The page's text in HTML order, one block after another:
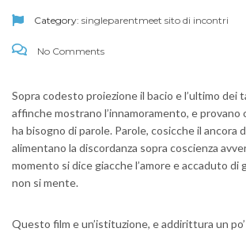
Category: singleparentmeet sito di incontri
No Comments
Sopra codesto proiezione il bacio e l’ultimo dei
affinche mostrano l’innamoramento, e
ha bisogno di parole. Parole, cosicche il ancora
alimentano la discordanza sopra coscienza
momento si dice giacche l’amore e accaduto di
non si mente.
Questo film e un’istituzione, e addirittura un